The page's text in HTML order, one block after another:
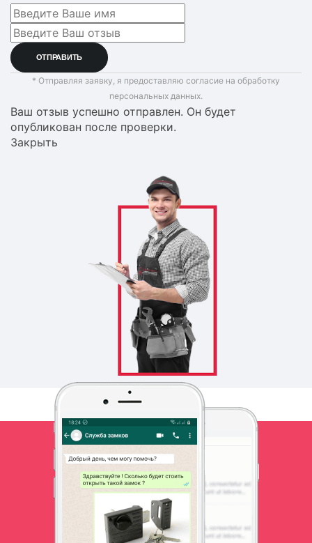
* Отправляя заявку, я предоставляю согласие на обработку
персональных данных.
Ваш отзыв успешно отправлен. Он будет
опубликован после проверки.
Закрыть